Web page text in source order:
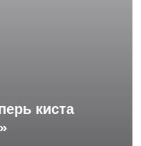
киста